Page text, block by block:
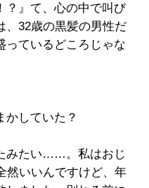
？』て、心の中で叫び
、32歳の黒髪の男性だ
っているどころじゃな
していた？
みたい……。私はおじ
然いいんですけど、年